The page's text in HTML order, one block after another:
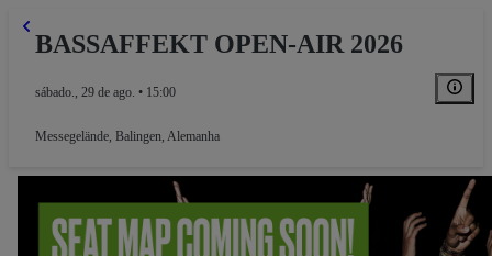
BASSAFFEKT OPEN-AIR 2026
sábado., 29 de ago. • 15:00
Messegelände, Balingen, Alemanha